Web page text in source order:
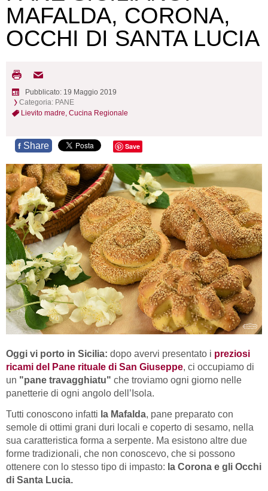
MAFALDA, CORONA,
OCCHI DI SANTA LUCIA
Pubblicato: 19 Maggio 2019
Categoria: PANE
Lievito madre, Cucina Regionale
f Share Save
Oggi vi porto in Sicilia: dopo avervi presentato i preziosi
ricami del Pane rituale di San Giuseppe, ci occupiamo di
un "pane travagghiatu" che troviamo ogni giorno nelle
panetterie di ogni angolo dell’Isola.
Tutti conoscono infatti la Mafalda, pane preparato con
semole di ottimi grani duri locali e coperto di sesamo, nella
sua caratteristica forma a serpente. Ma esistono altre due
forme tradizionali, che non conoscevo, che si possono
ottenere con lo stesso tipo di impasto: la Corona e gli Occhi
di Santa Lucia.